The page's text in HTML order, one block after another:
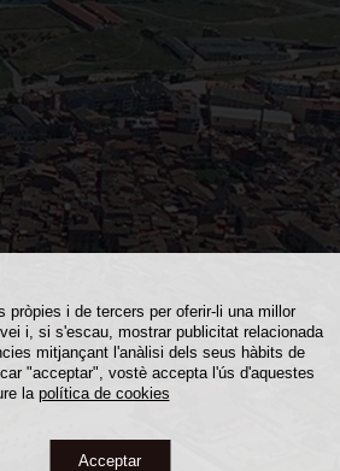
pròpies i de tercers per oferir-li una millor
i, si s'escau, mostrar publicitat relacionada
mitjançant l'anàlisi dels seus hàbits de
"acceptar", vostè accepta l'ús d'aquestes
la política de cookies
Acceptar